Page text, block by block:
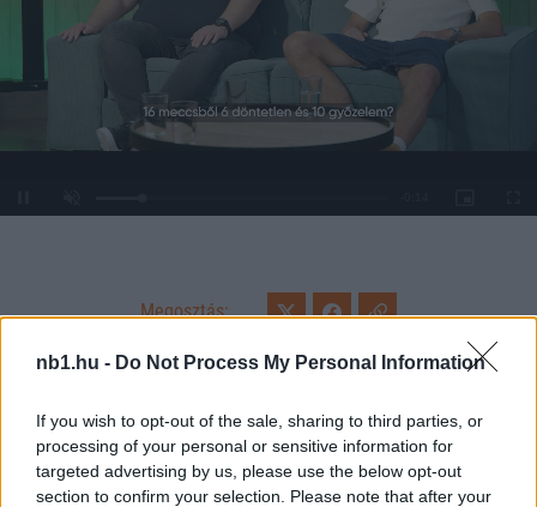
nb1.hu - Do Not Process My Personal Information
If you wish to opt-out of the sale, sharing to third parties, or
processing of your personal or sensitive information for
targeted advertising by us, please use the below opt-out
section to confirm your selection. Please note that after your
0%
Megosztás:
Hírek